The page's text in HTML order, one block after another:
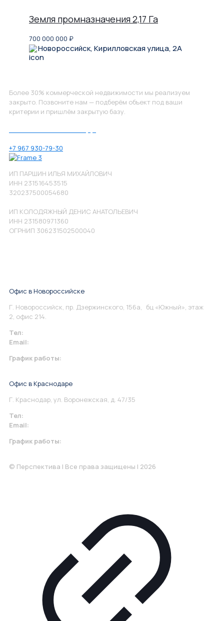
Земля промназначения 2,17 Га
700 000 000 ₽
Новороссийск, Кирилловская улица, 2А
Более 30% коммерческой недвижимости мы реализуем
закрыто. Позвоните нам — подберём объект под ваши
критерии и пришлём закрытую базу.
+7 967 930-79-30
ИП ПАРШИН ИЛЬЯ МИХАЙЛОВИЧ
ИНН 231516453515
320237500054680
ИП КОЛОДЯЖНЫЙ ДЕНИС АНАТОЛЬЕВИЧ
ИНН 231580971360
ОГРНИП 306231502500040
Офис в Новороссийске
Г. Новороссийск, пр. Дзержинского, 156а, бц «Южный», этаж
2, офис 214.
Тел:
Email:
График работы:
Офис в Краснодаре
Г. Краснодар, ул. Воронежская, д. 47/35
Тел:
Email:
График работы:
© Перспектива | Все права защищены | 2026